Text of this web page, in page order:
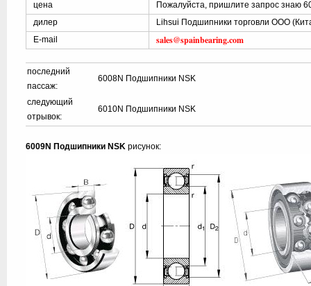
цена
Пожалуйста, пришлите запрос знаю
дилер
Lihsui Подшипники торговли ООО
E-mail
sales@spainbearing.com
последний
пассаж:
6008N Подшипники NSK
следующий
отрывок:
6010N Подшипники NSK
6009N Подшипники NSK рисунок: